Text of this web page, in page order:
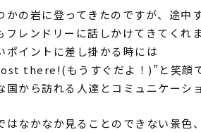
かの岩に登ってきたのですが、 途中
フレンドリーに話しかけてきてくれま
ポイントに差し掛かる時には
there!(もうすぐだよ！ )”と笑顔
国から訪れる人達とコミュニケーシ
はなかなか見ることのできない景色、